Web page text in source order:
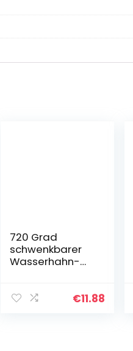
720 Grad
schwenkbarer
Wasserhahn-
Luftsprudler
€11.88